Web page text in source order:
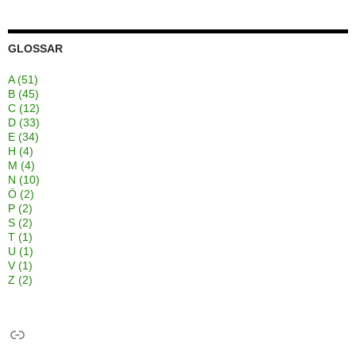
GLOSSAR
A(51)
B (45)
C (12)
D (33)
E (34)
H (4)
M (4)
N (10)
Ö (2)
P (2)
S (2)
T (1)
U (1)
V(1)
Z (2)
Link